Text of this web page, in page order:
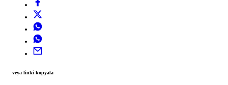
veya linki kopyala